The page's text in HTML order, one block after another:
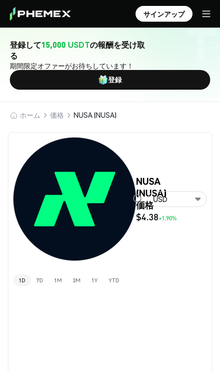
サインアップ
登録して15,000 USDTの報酬を受け取
る
期間限定オファーがお待ちしています！
登録
ホーム 価格 NUSA (NUSA)
NUSA
(NUSA)
価格
$4.38+1.90%
USD
1D 7D 1M 3M 1Y YTD